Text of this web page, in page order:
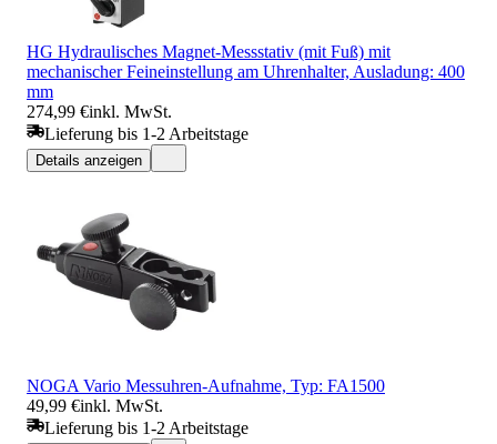
HG Hydraulisches Magnet-Messstativ (mit Fuß) mit
mechanischer Feineinstellung am Uhrenhalter, Ausladung: 400
mm
274,99 €inkl. MwSt.
Lieferung bis 1-2 Arbeitstage
Details anzeigen
NOGA Vario Messuhren-Aufnahme, Typ: FA1500
49,99 €inkl. MwSt.
Lieferung bis 1-2 Arbeitstage